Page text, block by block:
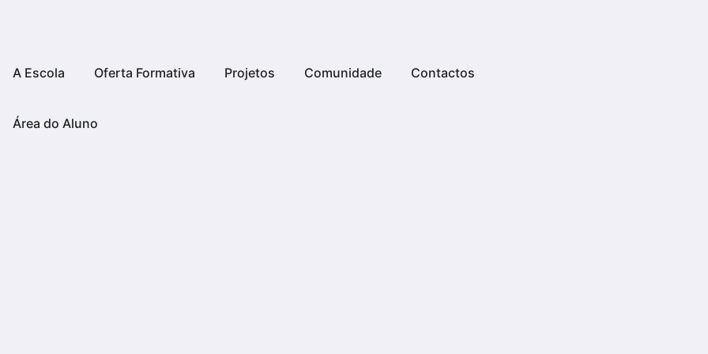
A Escola Oferta Formativa Projetos Comunidade Contactos
Área do Aluno